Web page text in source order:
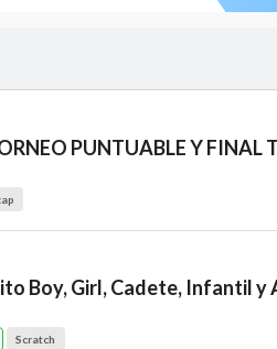
PUNTUABLE Y FINAL
Scratch